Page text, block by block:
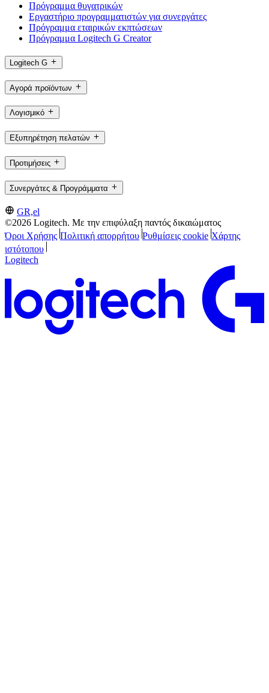
Πρόγραμμα θυγατρικών
Εργαστήριο προγραμματιστών για συνεργάτες
Πρόγραμμα εταιρικών εκπτώσεων
Πρόγραμμα Logitech G Creator
Logitech G
Αγορά προϊόντων
Λογισμικό
Εξυπηρέτηση πελατών
Προτιμήσεις
Συνεργάτες & Προγράμματα
GR,el
©2026 Logitech. Με την επιφύλαξη παντός δικαιώματος
Όροι Χρήσης Πολιτική απορρήτου Ρυθμίσεις cookie Χάρτης
ιστότοπου
Logitech